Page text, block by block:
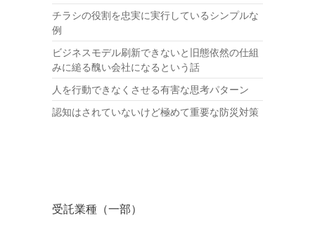
チラシの役割を忠実に実行しているシンプルな
例
ビジネスモデル刷新できないと旧態依然の仕組
みに縋る醜い会社になるという話
人を行動できなくさせる有害な思考パターン
認知はされていないけど極めて重要な防災対策
受託業種（一部）